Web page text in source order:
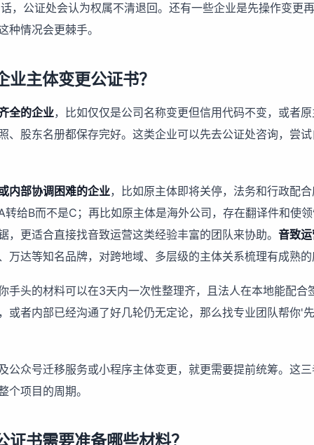
，公证处会认为权属不清退回。还有一些企业是先操作变更
种情况会更棘手。
主体变更公证书？
全的企业，比如仅仅是公司名称变更但信用代码不变，或者
、股东名册都保存完好。这类企业可以先去公证处咨询，尝
内部协调困难的企业，比如原主体即将关停，法务和行政配
给B而不是C；再比如原主体是海外公司，存在翻译件和使
，更适合直接找音致运营这类经验丰富的团队来协助。 音致
万达等知名品牌，对跨地域、多层级的主体关系梳理有成熟
手头的材料可以在3天内一次性整理齐，且法人在本地能配合
或者内部已经沟通了好几轮仍无定论，那么找专业团队帮你'
公众号迁移服务或小程序主体变更，就更需要提前统筹。这
个项目的周期。
书需要准备哪些材料？